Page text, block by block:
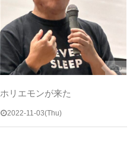
0
ホリエモンが来た
2022-11-03(Thu)